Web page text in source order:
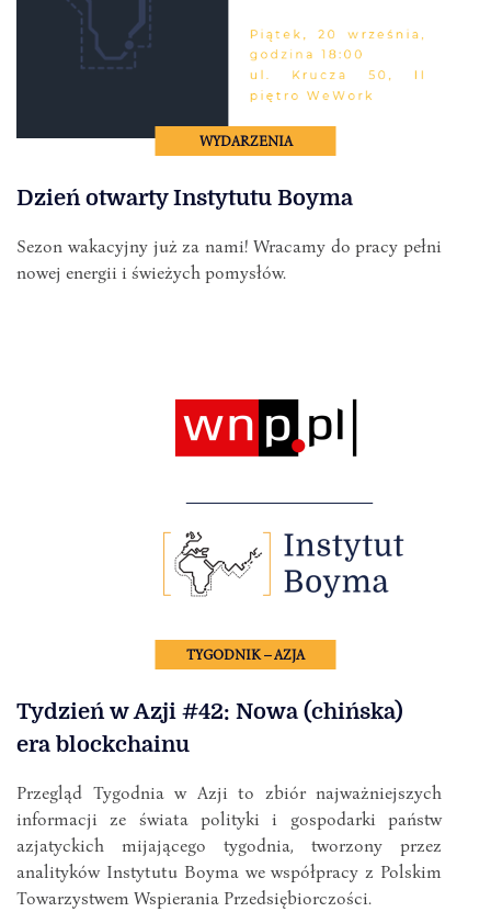
WYDARZENIA
Dzień otwarty Instytutu Boyma
Sezon wakacyjny już za nami! Wracamy do pracy pełni
nowej energii i świeżych pomysłów.
TYGODNIK – AZJA
Tydzień w Azji #42: Nowa (chińska)
era blockchainu
Przegląd Tygodnia w Azji to zbiór najważniejszych
informacji ze świata polityki i gospodarki państw
azjatyckich mijającego tygodnia, tworzony przez
analityków Instytutu Boyma we współpracy z Polskim
Towarzystwem Wspierania Przedsiębiorczości.